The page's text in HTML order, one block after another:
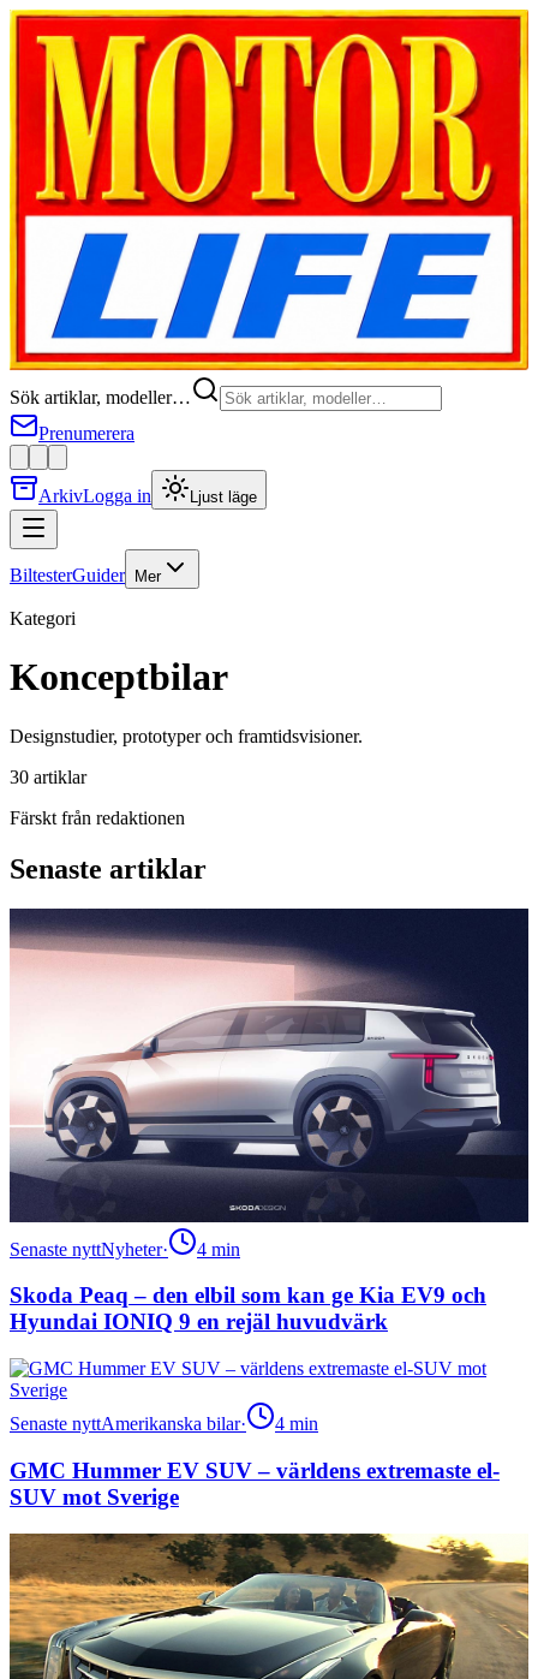
Sök artiklar, modeller…
Prenumerera
ArkivLogga in Ljust läge
BiltesterGuider Mer
Kategori
Konceptbilar
Designstudier, prototyper och framtidsvisioner.
30 artiklar
Färskt från redaktionen
Senaste artiklar
Senaste nyttNyheter· 4 min
Skoda Peaq – den elbil som kan ge Kia EV9 och
Hyundai IONIQ 9 en rejäl huvudvärk
Senaste nyttAmerikanska bilar· 4 min
GMC Hummer EV SUV – världens extremaste el-
SUV mot Sverige